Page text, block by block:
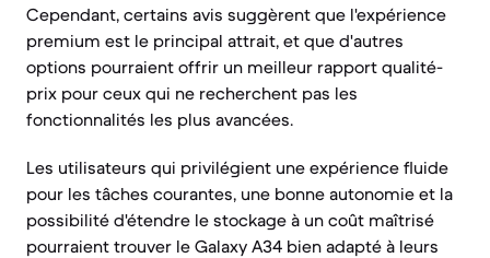
Cependant, certains avis suggèrent que l'expérience
premium est le principal attrait, et que d'autres
options pourraient offrir un meilleur rapport qualité-
prix pour ceux qui ne recherchent pas les
fonctionnalités les plus avancées.
Les utilisateurs qui privilégient une expérience fluide
pour les tâches courantes, une bonne autonomie et la
possibilité d'étendre le stockage à un coût maîtrisé
pourraient trouver le Galaxy A34 bien adapté à leurs